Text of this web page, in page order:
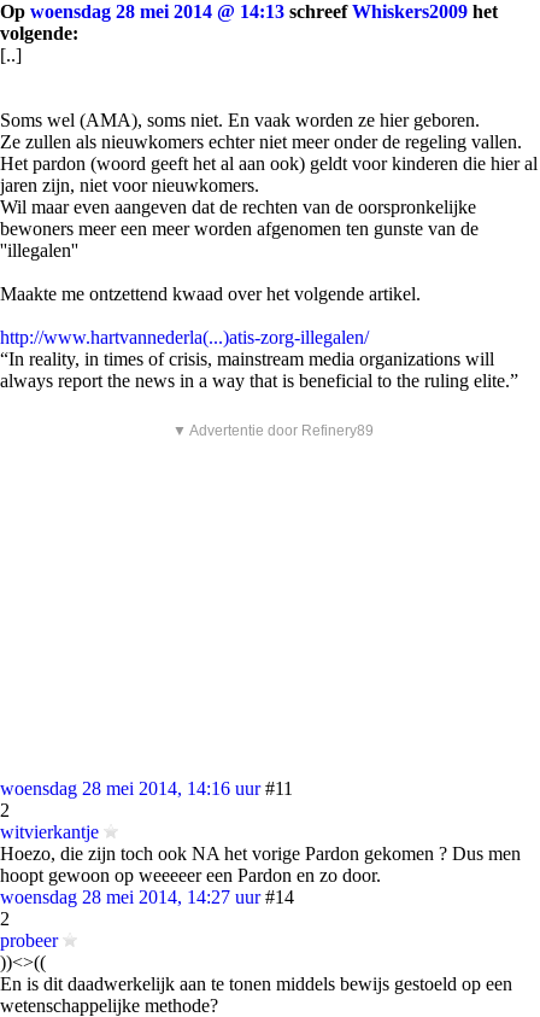
Op woensdag 28 mei 2014 @ 14:13 schreefWhiskers2009 het
volgende:
[..]
Soms wel (AMA), soms niet. En vaak worden ze hier geboren.
Ze zullen als nieuwkomers echter niet meer onder de regeling vallen.
Het pardon (woord geeft het al aan ook) geldt voor kinderen die hier al
jaren zijn, niet voor nieuwkomers.
Wil maar even aangeven dat de rechten van de oorspronkelijke
bewoners meer een meer worden afgenomen ten gunste van de
''illegalen''
Maakte me ontzettend kwaad over het volgende artikel.
http://www.hartvannederla(...)atis-zorg-illegalen/
“In reality, in times of crisis, mainstream media organizations will
always report the news in a way that is beneficial to the ruling elite.”
▼ Advertentie door Refinery89
woensdag 28 mei 2014, 14:16 uur #11
2
witvierkantje
Hoezo, die zijn toch ook NA het vorige Pardon gekomen ? Dus men
hoopt gewoon op weeeeer een Pardon en zo door.
woensdag 28 mei 2014, 14:27 uur #14
2
probeer
))<>((
En is dit daadwerkelijk aan te tonen middels bewijs gestoeld op een
wetenschappelijke methode?